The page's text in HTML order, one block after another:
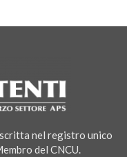
nel registro unico
del CNCU.